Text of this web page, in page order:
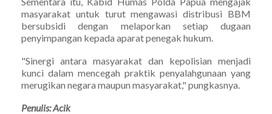
masyarakat untuk turut mengawasi distribusi BBM
bersubsidi dengan melaporkan setiap dugaan
penyimpangan kepada aparat penegak hukum.
"Sinergi antara masyarakat dan kepolisian menjadi
kunci dalam mencegah praktik penyalahgunaan yang
merugikan negara maupun masyarakat," pungkasnya.
Penulis: Acik